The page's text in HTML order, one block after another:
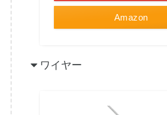
Amazon
ワイヤー